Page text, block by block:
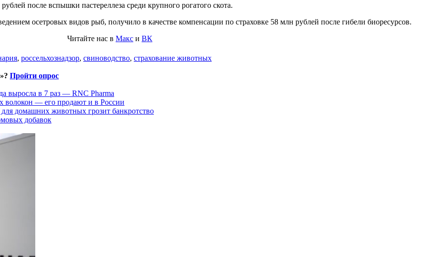
после вспышки пастереллеза среди крупного рогатого скота.
осетровых видов рыб, получило в качестве компенсации по страховке 58 млн рублей после гибели биоресурсов.
Читайте нас в Макс и ВК
, россельхознадзор, свиноводство, страхование животных
Пройти опрос
выросла в 7 раз — RNC Pharma
волокон — его продают и в России
домашних животных грозит банкротство
добавок